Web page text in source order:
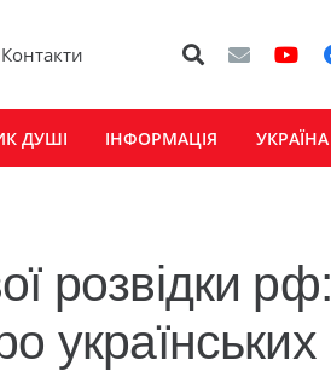
Контакти
ДУШІ ІНФОРМАЦІЯ УКРАЇНА
розвідки рф:
українських